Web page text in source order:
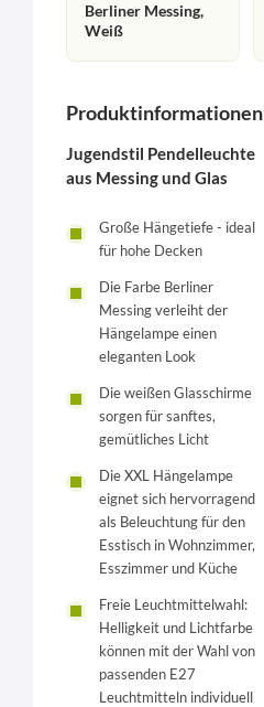
Berliner Messing,
Weiß
Produktinformationen
Jugendstil Pendelleuchte
aus Messing und Glas
Große Hängetiefe - ideal
für hohe Decken
Die Farbe Berliner
Messing verleiht der
Hängelampe einen
eleganten Look
Die weißen Glasschirme
sorgen für sanftes,
gemütliches Licht
Die XXL Hängelampe
eignet sich hervorragend
als Beleuchtung für den
Esstisch in Wohnzimmer,
Esszimmer und Küche
Freie Leuchtmittelwahl:
Helligkeit und Lichtfarbe
können mit der Wahl von
passenden E27
Leuchtmitteln individuell